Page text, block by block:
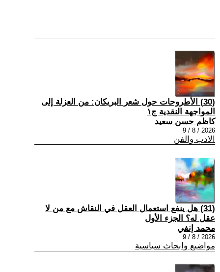
(30) الأطروحات حول شعر البريكان: من العزلة إلى
المواجهة النقدية ج١
كاظم حسن سعيد
2026 / 8 / 9
الادب والفن
(31) هل ينفع استعمال العقل في النقاش مع من لا
عقل له؟ الجزء الأول
محمد إنفي
2026 / 8 / 9
مواضيع وابحاث سياسية